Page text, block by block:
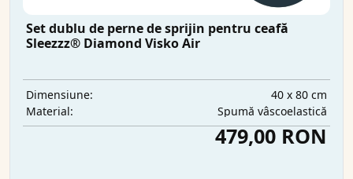
Set dublu de perne de sprijin pentru ceafă
Sleezzz® Diamond Visko Air
Dimensiune:
40 x 80 cm
Material:
Spumă vâscoelastică
479,00 RON